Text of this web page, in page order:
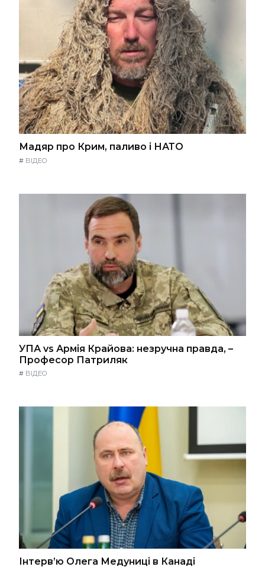
Мадяр про Крим, паливо і НАТО
# ВІДЕО
УПА vs Армія Крайова: незручна правда, –
Професор Патриляк
# ВІДЕО
Інтерв’ю Олега Медуниці в Канаді